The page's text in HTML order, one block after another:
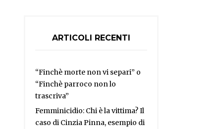
ARTICOLI RECENTI
“Finchè morte non vi separi” o
“Finchè parroco non lo
trascriva”
Femminicidio: Chi è la vittima? Il
caso di Cinzia Pinna, esempio di